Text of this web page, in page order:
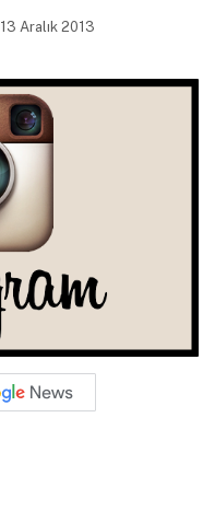
13 Aralık 2013